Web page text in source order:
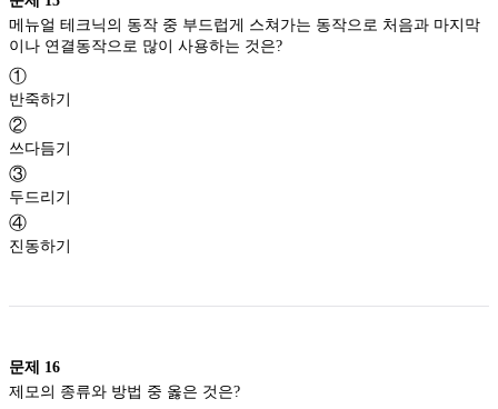
메뉴얼 테크닉의 동작 중 부드럽게 스쳐가는 동작으로 처음과 마지막
①
반죽하기
②
쓰다듬기
③
두드리기
④
진동하기
문제 16